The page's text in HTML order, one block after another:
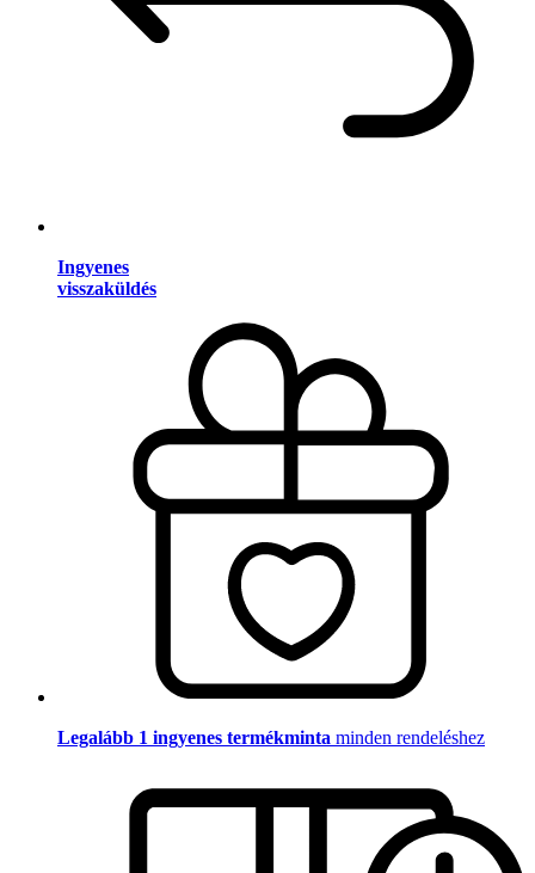
Ingyenes
visszaküldés
Legalább 1 ingyenes termékminta minden rendeléshez